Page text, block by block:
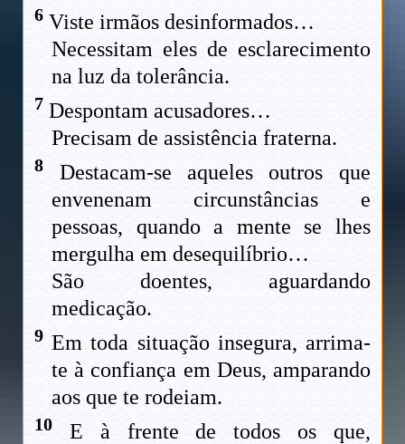
6 Viste irmãos desinformados…
Necessitam eles de esclarecimento
na luz da tolerância.
7 Despontam acusadores…
Precisam de assistência fraterna.
8 Destacam-se aqueles outros que
envenenam circunstâncias e
pessoas, quando a mente se lhes
mergulha em desequilíbrio…
São doentes, aguardando
medicação.
9 Em toda situação insegura, arrima-
te à confiança em Deus, amparando
aos que te rodeiam.
10 E à frente de todos os que,